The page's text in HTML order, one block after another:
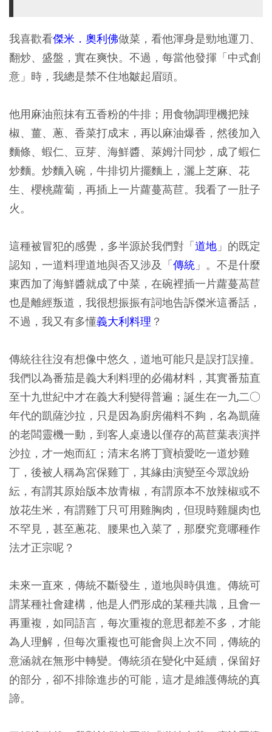
我喜歡看傑米．奧利佛做菜，看他渾身是勁地運刀、
翻炒、盛盤，實在爽快。不過，每當他發揮「中式創
意」時，我總是禁不住地皺起眉頭。
他用麻油煎抹有五香粉的牛排；用食物調理機把辣
椒、薑、蔥、香菜打成末，再以麻油爆香，然後加入
麵條、蝦仁、豆芽、海鮮醬、萊姆汁同炒，成了蝦仁
炒麵。炒麵入碗，牛排切片擺麵上，灑上芝麻、花
生、櫻桃蘿蔔，再插上一片蘿蔓萵苣。我看了一肚子
火。
這種被冒犯的感覺，多半源於我們對「道地 」的既定
認知，一道料理道地與否又涉及「傳統 」。不是什麼
東西加了海鮮醬就成了中菜，在碗裡插一片蘿蔓萵苣
也是離經叛道，我很想振振有詞地告訴傑米這番話，
不過，我又有多懂義大利料理 ？
傳統往往沒有想像中悠久，道地可能只是誤打誤撞。
我們以為番茄是義大利料理的必備材料，其實番茄直
至十九世紀中才在義大利變得普遍；誕生在一九二○
年代的凱薩沙拉，只是因為廚房備料不夠，名為凱薩
的老闆靈機一動，到客人桌邊以僅存的萵苣葉表演拌
沙拉，才一炮而紅；清末名將丁寶楨愛吃一道炒雞
丁，後被人稱為宮保雞丁，其緣由演變至今眾說紛
紜，有謂其原始版本放青椒，有謂原本不放辣椒或不
放花生米，有謂雞丁只可用雞胸肉，但現時雞腿肉也
不罕見，甚至蔥花、腰果也入菜了，那麼究竟哪種作
法才正宗呢？
未來一直來，傳統不斷發生，道地與時俱進。傳統可
謂某種社會建構，他是人們形成的某種共識，且會一
再重複，如同語言，每次重複的意思都差不多，才能
為人理解，但每次重複也可能會與上次不同，傳統的
意涵就在無形中轉變。傳統須在變化中延續，保留好
的部分，卻不排除進步的可能，這才是維護傳統的真
諦。